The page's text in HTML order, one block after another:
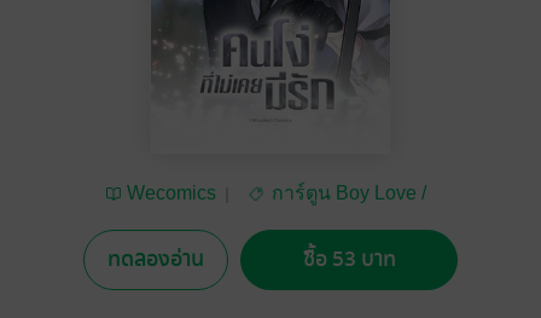
Wecomics
การ์ตูน Boy Love /
ทดลองอ่าน ซื้อ 53 บาท